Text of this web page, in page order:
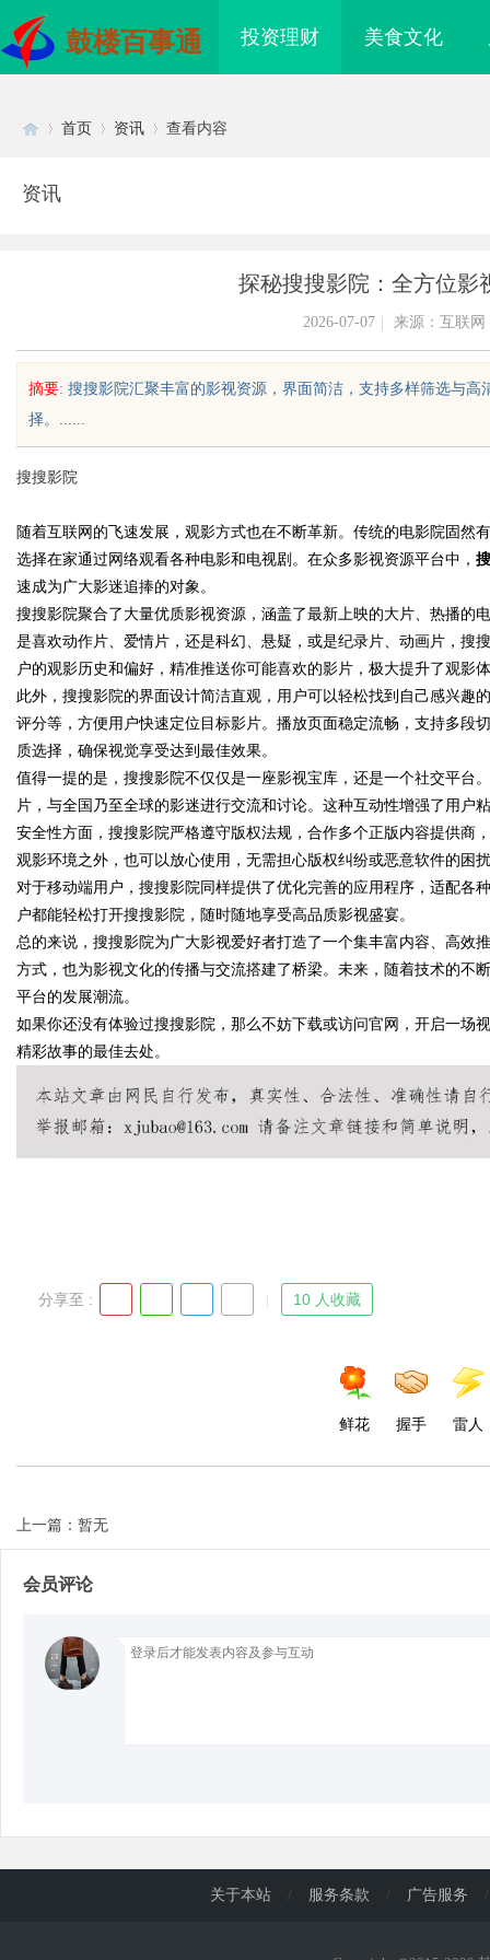
鼓楼百事通 投资理财 美食文化
uz
!
Bo
d
首页 资讯 查看内容
资讯
探秘搜搜影院：全方位影
2026-07-07 来源：互联网
摘要: 搜搜影院汇聚丰富的影视资源，界面简洁，支持多样筛选与
择。......
搜搜影院
随着互联网的飞速发展，观影方式也在不断革新。传统的电影院固然
选择在家通过网络观看各种电影和电视剧。在众多影视资源平台中，
速成为广大影迷追捧的对象。
搜搜影院聚合了大量优质影视资源，涵盖了最新上映的大片、热播的
是喜欢动作片、爱情片，还是科幻、悬疑，或是纪录片、动画片，搜
户的观影历史和偏好，精准推送你可能喜欢的影片，极大提升了观影
此外，搜搜影院的界面设计简洁直观，用户可以轻松找到自己感兴趣
评分等，方便用户快速定位目标影片。播放页面稳定流畅，支持多段
质选择，确保视觉享受达到最佳效果。
值得一提的是，搜搜影院不仅仅是一座影视宝库，还是一个社交平台
片，与全国乃至全球的影迷进行交流和讨论。这种互动性增强了用户
安全性方面，搜搜影院严格遵守版权法规，合作多个正版内容提供商
观影环境之外，也可以放心使用，无需担心版权纠纷或恶意软件的困
对于移动端用户，搜搜影院同样提供了优化完善的应用程序，适配各
户都能轻松打开搜搜影院，随时随地享受高品质影视盛宴。
总的来说，搜搜影院为广大影视爱好者打造了一个集丰富内容、高效
方式，也为影视文化的传播与交流搭建了桥梁。未来，随着技术的不
平台的发展潮流。
如果你还没有体验过搜搜影院，那么不妨下载或访问官网，开启一场
精彩故事的最佳去处。
分享至 : 10 人收藏
鲜花 握手 雷人
上一篇：暂无
会员评论
标公共服务平台的
关于本站 / 服务条款 / 广告服务 /